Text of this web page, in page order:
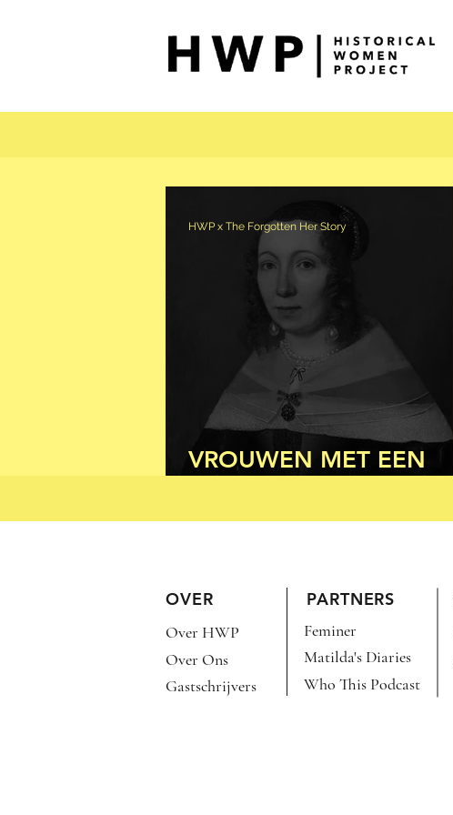
VROUWEN MET EEN
HWP x The Forgotten Her Story
OVER PARTNERS
Over HWP
Over Ons
Feminer
Matilda's Diaries
Gastschrijvers
Who This Podcast